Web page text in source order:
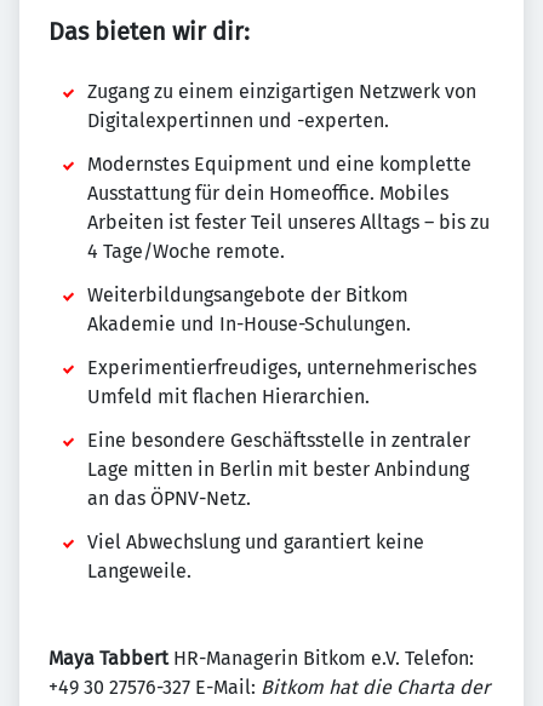
Das bieten wir dir:
Zugang zu einem einzigartigen Netzwerk von
Digitalexpertinnen und -experten.
Modernstes Equipment und eine komplette
Ausstattung für dein Homeoffice. Mobiles
Arbeiten ist fester Teil unseres Alltags – bis zu
4 Tage/Woche remote.
Weiterbildungsangebote der Bitkom
Akademie und In-House-Schulungen.
Experimentierfreudiges, unternehmerisches
Umfeld mit flachen Hierarchien.
Eine besondere Geschäftsstelle in zentraler
Lage mitten in Berlin mit bester Anbindung
an das ÖPNV-Netz.
Viel Abwechslung und garantiert keine
Langeweile.
Maya TabbertHR-Managerin Bitkom e.V. Telefon:
+49 30 27576-327 E-Mail: Bitkom hat die Charta der